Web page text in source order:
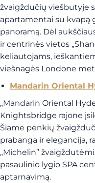
žvaigždučių viešbutyje
apartamentai su kvapą
panoramą. Dėl
ir centrinės vietos
keliautojams,
viešnagės Londone
Mandarin Oriental
„Mandarin Oriental
Knightsbridge rajone
Šiame penkių
prabanga ir elegancija,
„Michelin”
pasaulinio lygio SPA
aptarnavimą.